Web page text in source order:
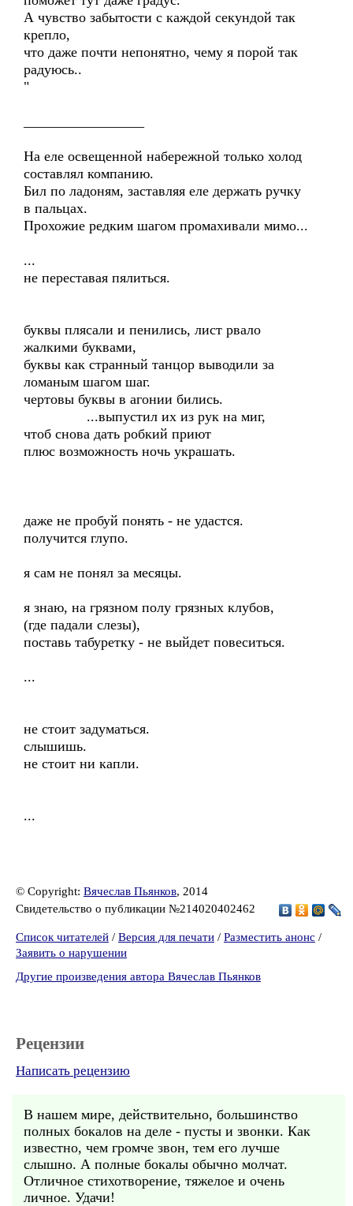
А чувство забытости с каждой секундой так
крепло,
что даже почти непонятно, чему я порой так
радуюсь..
"
На еле освещенной набережной только холод
составлял компанию.
Бил по ладоням, заставляя еле держать ручку
в пальцах.
Прохожие редким шагом промахивали мимо...
...
не переставая пялиться.
буквы плясали и пенились, лист рвало
жалкими буквами,
буквы как странный танцор выводили за
ломаным шагом шаг.
чертовы буквы в агонии бились.
...выпустил их из рук на миг,
чтоб снова дать робкий приют
плюс возможность ночь украшать.
даже не пробуй понять - не удастся.
получится глупо.
я сам не понял за месяцы.
я знаю, на грязном полу грязных клубов,
(где падали слезы),
поставь табуретку - не выйдет повеситься.
...
не стоит задуматься.
слышишь.
не стоит ни капли.
...
© Copyright: Вячеслав Пьянков, 2014
Свидетельство о публикации №214020402462
Список читателей / Версия для печати / Разместить анонс /
Заявить о нарушении
Другие произведения автора Вячеслав Пьянков
Рецензии
Написать рецензию
В нашем мире, действительно, большинство
полных бокалов на деле - пусты и звонки. Как
известно, чем громче звон, тем его лучше
слышно. А полные бокалы обычно молчат.
Отличное стихотворение, тяжелое и очень
личное. Удачи!